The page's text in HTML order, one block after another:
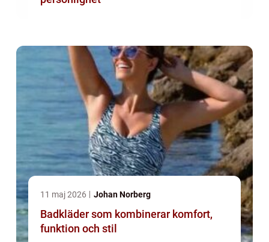
11 maj 2026 Johan Norberg
Badkläder som kombinerar komfort,
funktion och stil